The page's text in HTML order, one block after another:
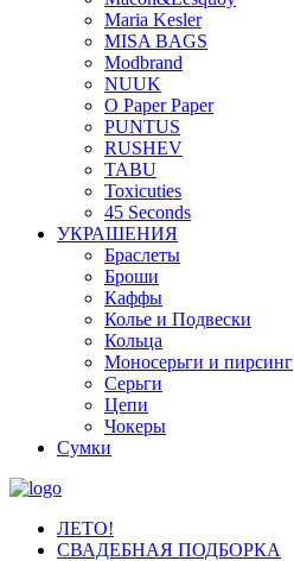
Maria Kesler
MISA BAGS
Modbrand
NUUK
O Paper Paper
PUNTUS
RUSHEV
TABU
Toxicuties
45 Seconds
УКРАШЕНИЯ
Браслеты
Броши
Каффы
Колье и Подвески
Кольца
Моносерьги и пирсинг
Серьги
Цепи
Чокеры
Сумки
ЛЕТО!
СВАДЕБНАЯ ПОДБОРКА